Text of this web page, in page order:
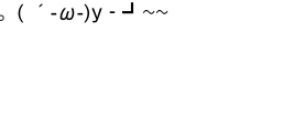
。( ´-ω-)y‐┛~~